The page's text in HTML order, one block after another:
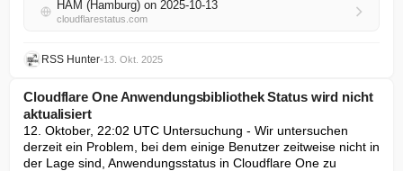
HAM (Hamburg) on 2025-10-13
cloudflarestatus.com
RSS Hunter•13. Okt. 2025
Cloudflare One Anwendungsbibliothek Status wird nicht
aktualisiert
12. Oktober, 22:02 UTC Untersuchung - Wir untersuchen
derzeit ein Problem, bei dem einige Benutzer zeitweise nicht in
der Lage sind, Anwendungsstatus in Cloudflare One zu